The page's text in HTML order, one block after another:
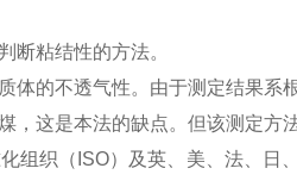
断粘结性的方法。
体的不透气性。由于测定结果系
，这是本法的缺点。但该测定方
组织（ISO）及英、美、法、日